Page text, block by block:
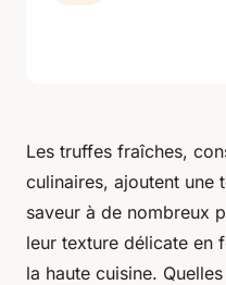
Les truffes fraîches,
culinaires, ajoutent une
saveur à de nombreux
leur texture délicate en
la haute cuisine.